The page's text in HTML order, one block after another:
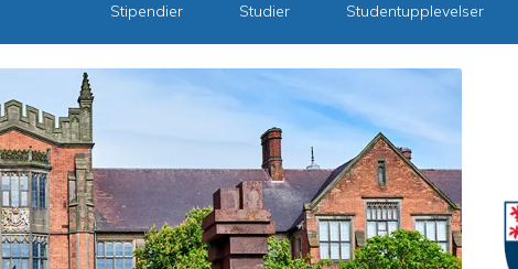
Stipendier Studier Studentupplevelser